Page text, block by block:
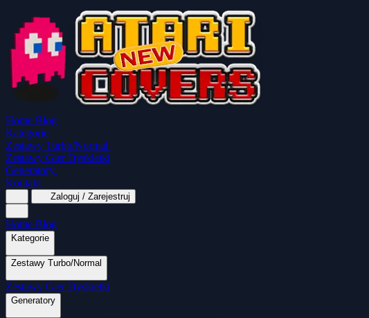
Home Blog
Kategorie
Zestawy Turbo/Normal
Zestawy Gier Dyskietki
Generatory
Kontakt
Zaloguj / Zarejestruj
Home Blog
Kategorie
Wszystkie kategorie
Zestawy Turbo/Normal
MapaSoft Turbo ROM SparkTurbo 2000
Zestawy Gier Dyskietki
Generatory